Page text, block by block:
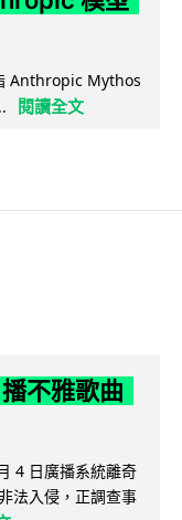
Anthropic Mythos
閱讀全文
不雅歌曲
4 日廣播系統離奇
法入侵，正調查事